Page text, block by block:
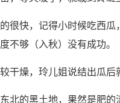
很快，记得小时候吃西
不够（入秋）没有成功。
干燥，玲儿姐说结出瓜后
北的黑土地，果然是肥的